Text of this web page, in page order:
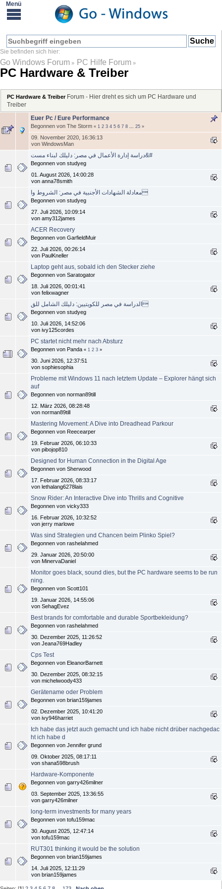
Go Windows Forum » PC Hilfe Forum »
PC Hardware & Treiber
PC Hardware & TreiberForum - Hier dreht es sich um PC Hardware und
Treiber
Euer Pc / Eure Performance
Begonnen von The Storm « 1 2 3 4 5 6 7 8 ... 25 »
09. November 2020, 16:36:13
von WindowsMan
دراسة إدارة الأعمال في مصر: دليلك لبناء مست&#
Begonnen von studyeg
01. August 2026, 14:00:28
von anna78smith
معادلة الشهادات الأجنبية في مصر: الشروط وا
Begonnen von studyeg
27. Juli 2026, 10:09:14
von amy312james
ACER Recovery
Begonnen von GarfieldMuir
22. Juli 2026, 00:26:14
von PaulKneller
Laptop geht aus, sobald ich den Stecker ziehe
Begonnen von Saratogator
18. Juli 2026, 00:01:41
von felixwagner
الدراسة في مصر للكويتيين: دليلك الشامل للق
Begonnen von studyeg
10. Juli 2026, 14:52:06
von ivy125cordes
PC startet nicht mehr nach Absturz
Begonnen von Panda « 1 2 3 »
30. Juni 2026, 12:37:51
von sophiesophia
Probleme mit Windows 11 nach letztem Update – Explorer hängt sich
auf
Begonnen von norman89till
12. März 2026, 08:28:48
von norman89till
Mastering Movement: A Dive into Dreadhead Parkour
Begonnen von Reecearper
19. Februar 2026, 06:10:33
von pibojop810
Designed for Human Connection in the Digital Age
Begonnen von Sherwood
17. Februar 2026, 08:33:17
von lethalang6278lais
Snow Rider: An Interactive Dive into Thrills and Cognitive
Begonnen von vicky333
16. Februar 2026, 10:32:52
von jerry marlowe
Was sind Strategien und Chancen beim Plinko Spiel?
Begonnen von rashelahmed
29. Januar 2026, 20:50:00
von MinervaDaniel
Monitor goes black, sound dies, but the PC hardware seems to be run
ning.
Begonnen von Scott101
19. Januar 2026, 14:55:06
von SehagEvez
Best brands for comfortable and durable Sportbekleidung?
Begonnen von rashelahmed
30. Dezember 2025, 11:26:52
von Jeana769Hadley
Cps Test
Begonnen von EleanorBarnett
30. Dezember 2025, 08:32:15
von michelwoody433
Gerätename oder Problem
Begonnen von brian159james
02. Dezember 2025, 10:41:20
von ivy946harriet
Ich habe das jetzt auch gemacht und ich habe nicht drüber nachgedac
ht ich habe d
Begonnen von Jennifer grund
09. Oktober 2025, 08:17:11
von shana598brush
Hardware-Komponente
Begonnen von garry426milner
03. September 2025, 13:36:55
von garry426milner
long-term investments for many years
Begonnen von tofu159mac
30. August 2025, 12:47:14
von tofu159mac
RUT301 thinking it would be the solution
Begonnen von brian159james
14. Juli 2025, 12:11:29
von brian159james